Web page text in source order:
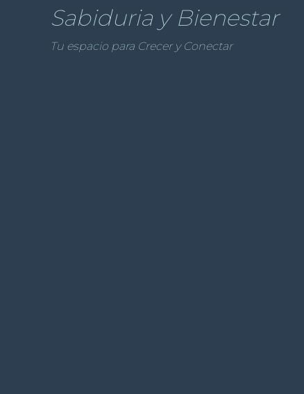
Sabiduria y Bienestar
Tu espacio para Crecer y Conectar